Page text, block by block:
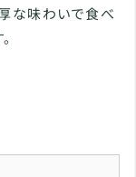
な味わいで食べ